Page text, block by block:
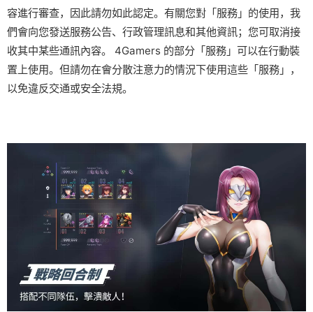
容進行審查，因此請勿如此認定。有關您對「服務」的使用，我
們會向您發送服務公告、行政管理訊息和其他資訊；您可取消接
收其中某些通訊內容。 4Gamers 的部分「服務」可以在行動裝
置上使用。但請勿在會分散注意力的情況下使用這些「服務」，
以免違反交通或安全法規。